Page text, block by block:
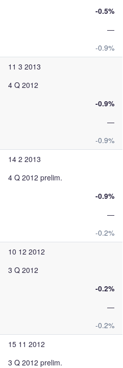
-0.5%
—
-0.9%
11 3 2013
4 Q 2012
-0.9%
—
-0.9%
14 2 2013
4 Q 2012 prelim.
-0.9%
—
-0.2%
10 12 2012
3 Q 2012
-0.2%
—
-0.2%
15 11 2012
3 Q 2012 prelim.